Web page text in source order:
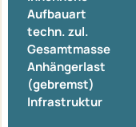
Aufbauart
techn. zul.
Gesamtmasse
Anhängerlast
(gebremst)
Infrastruktur